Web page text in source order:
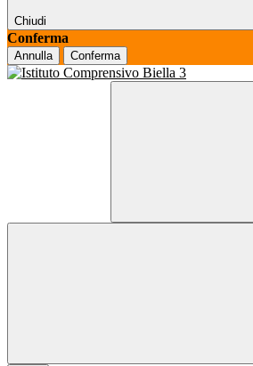
Chiudi
Conferma
Annulla Conferma